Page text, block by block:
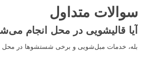
سوالات متداول
آیا قالیشویی در محل انجام
بله، خدمات مبل‌شویی و برخی شستشوها در محل